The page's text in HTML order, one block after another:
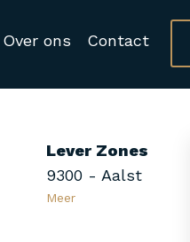
Over ons Contact
Lever Zones
9300 - Aalst
Meer